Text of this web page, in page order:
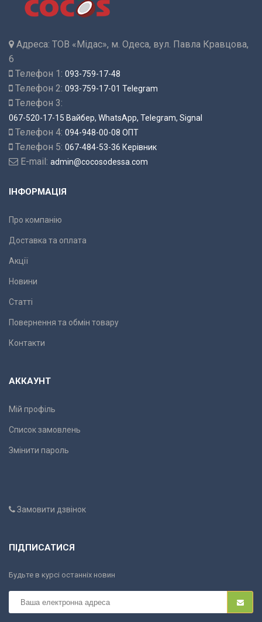
Адреса: ТОВ «Мідас», м. Одеса, вул. Павла Кравцова,
6
Телефон 1: 093-759-17-48
Телефон 2: 093-759-17-01 Telegram
Телефон 3:
067-520-17-15 Вайбер, WhatsApp, Telegram, Signal
Телефон 4: 094-948-00-08 ОПТ
Телефон 5: 067-484-53-36 Керівник
E-mail: admin@cocosodessa.com
ІНФОРМАЦІЯ
Про компанію
Доставка та оплата
Акції
Новини
Статті
Повернення та обмін товару
Контакти
АККАУНТ
Мій профіль
Список замовлень
Змінити пароль
Замовити дзвінок
ПІДПИСАТИСЯ
Будьте в курсі останніх новин